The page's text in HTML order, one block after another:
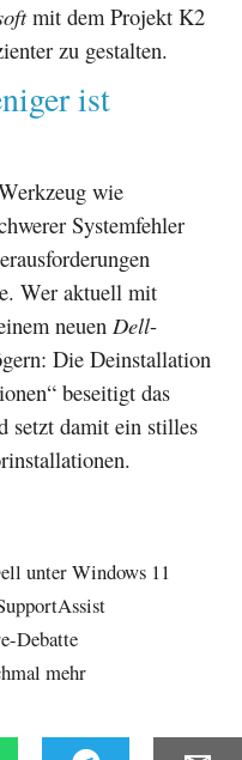
mit dem Projekt K2
zu gestalten.
ist
wie
Systemfehler
Wer aktuell mit
neuen Dell-
Die Deinstallation
beseitigt das
setzt damit ein stilles
unter Windows 11
Debatte
mehr